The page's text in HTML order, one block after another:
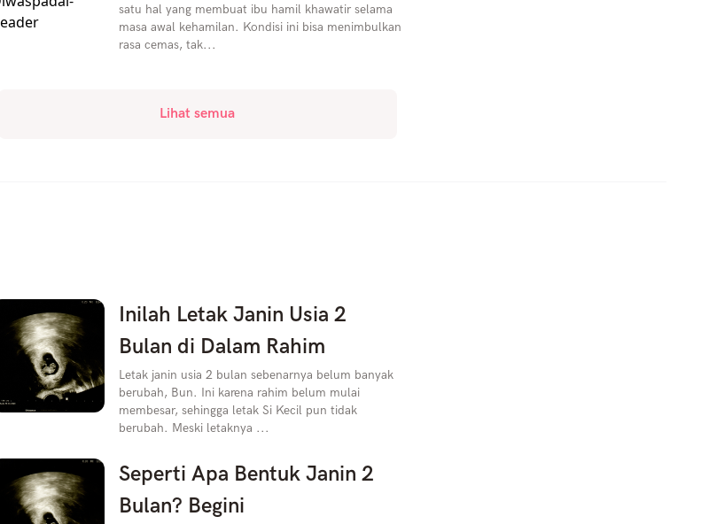
satu hal yang membuat ibu hamil khawatir selama
masa awal kehamilan. Kondisi ini bisa menimbulkan
rasa cemas, tak...
Lihat semua
Inilah Letak Janin Usia 2
Bulan di Dalam Rahim
Letak janin usia 2 bulan sebenarnya belum banyak
berubah, Bun. Ini karena rahim belum mulai
membesar, sehingga letak Si Kecil pun tidak
berubah. Meski letaknya ...
Seperti Apa Bentuk Janin 2
Bulan? Begini